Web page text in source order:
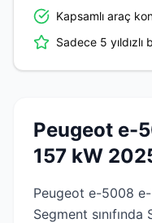
Kapsamlı araç
Sadece 5 yıldızlı
Peugeot e-
157 kW
Peugeot e-5008
Segment